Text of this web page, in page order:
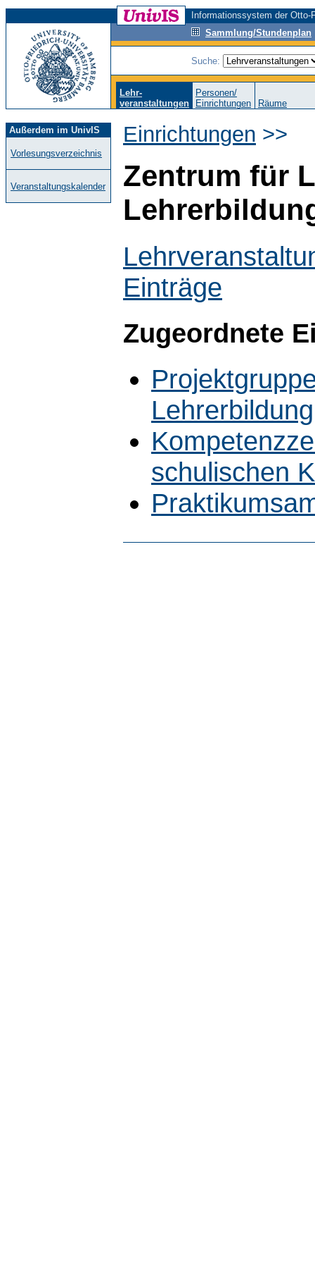
Informationssystem der
Sammlung/Stundenplan
Suche:
Lehr-
veranstaltungen
Personen/
Einrichtungen
Räume
Außerdem im UnivIS
Vorlesungsverzeichnis
Veranstaltungskalender
Einrichtungen >>
Zentrum für
Einträge
Zugeordnete
Lehrerbildung
schulischen